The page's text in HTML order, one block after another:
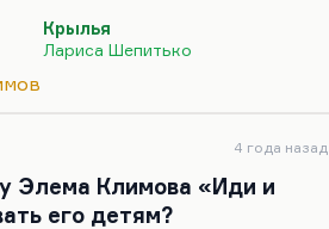
это вообще лучший
поскольку Лариса
фильма, и кастинг провела
этого. Из снятых фильмов я
по сценарию Ежова
Крылья
Лариса Шепитько
4 года назад
Элема Климова «Иди и
его детям?